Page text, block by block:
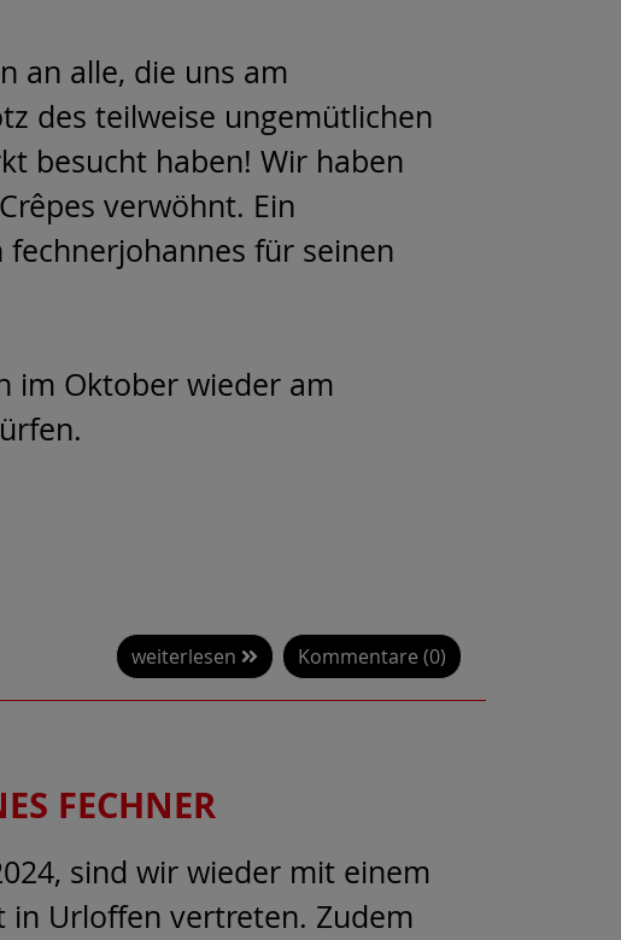
an alle, die uns am
des teilweise ungemütlichen
besucht haben! Wir haben
verwöhnt. Ein
für seinen
im Oktober wieder am
weiterlesen Kommentare (0)
FECHNER
sind wir wieder mit einem
in Urloffen vertreten. Zudem